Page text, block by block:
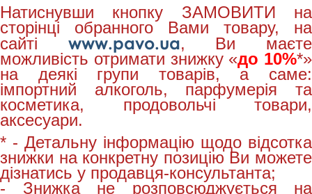
Натиснувши кнопку ЗАМОВИТИ на
сторінці обранного Вами товару, на
сайті www.pavo.ua, Ви маєте
можливість отримати знижку «до 10%*»
на деякі групи товарів, а саме:
імпортний алкоголь, парфумерія та
косметика, продовольчі товари,
аксесуари.
* - Детальну інформацію щодо відсотка
знижки на конкретну позицію Ви можете
дізнатись у продавця-консультанта;
- Знижка не розповсюджується на